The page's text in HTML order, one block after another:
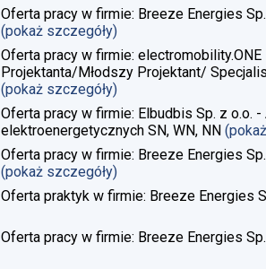
Oferta pracy w firmie: Breeze Energies
(pokaż szczegóły)
Oferta pracy w firmie:
Projektanta/Młodszy Projektant/
(pokaż szczegóły)
Oferta pracy w firmie: Elbudbis Sp. z
elektroenergetycznych SN, WN, NN
Oferta pracy w firmie: Breeze Energies
(pokaż szczegóły)
Oferta praktyk w firmie: Breeze Energies
Oferta pracy w firmie: Breeze Energies